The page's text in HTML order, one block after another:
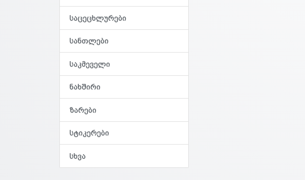
საცეცხლურები
სანთლები
საკმეველი
ნახშირი
ზარები
სტიკერები
სხვა